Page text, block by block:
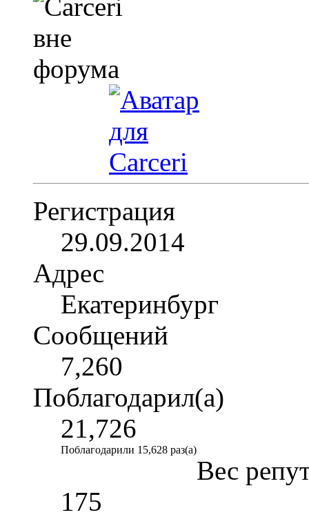
Регистрация
29.09.2014
Адрес
Екатеринбург
Сообщений
7,260
Поблагодарил(а)
21,726
Поблагодарили 15,628 раз(а)
Вес
175